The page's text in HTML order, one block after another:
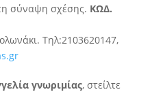
σύναψη σχέσης. ΚΩΔ.
Τηλ:2103620147,
γνωριμίας, στείλτε